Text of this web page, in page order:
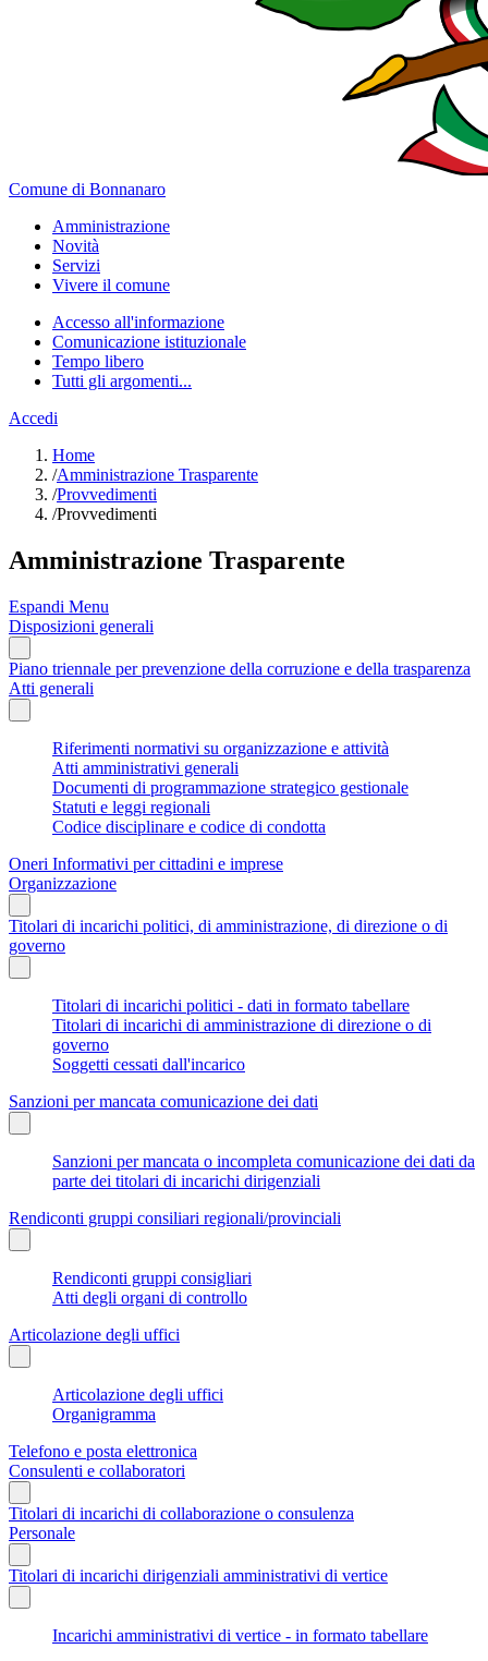
Comune di Bonnanaro
Amministrazione
Novità
Servizi
Vivere il comune
Accesso all'informazione
Comunicazione istituzionale
Tempo libero
Tutti gli argomenti...
Accedi
Home
/Amministrazione Trasparente
/Provvedimenti
/Provvedimenti
Amministrazione Trasparente
Espandi Menu
Disposizioni generali
Piano triennale per prevenzione della corruzione e della trasparenza
Atti generali
Riferimenti normativi su organizzazione e attività
Atti amministrativi generali
Documenti di programmazione strategico gestionale
Statuti e leggi regionali
Codice disciplinare e codice di condotta
Oneri Informativi per cittadini e imprese
Organizzazione
Titolari di incarichi politici, di amministrazione, di direzione o di
governo
Titolari di incarichi politici - dati in formato tabellare
Titolari di incarichi di amministrazione di direzione o di
governo
Soggetti cessati dall'incarico
Sanzioni per mancata comunicazione dei dati
Sanzioni per mancata o incompleta comunicazione dei dati da
parte dei titolari di incarichi dirigenziali
Rendiconti gruppi consiliari regionali/provinciali
Rendiconti gruppi consigliari
Atti degli organi di controllo
Articolazione degli uffici
Articolazione degli uffici
Organigramma
Telefono e posta elettronica
Consulenti e collaboratori
Titolari di incarichi di collaborazione o consulenza
Personale
Titolari di incarichi dirigenziali amministrativi di vertice
Incarichi amministrativi di vertice - in formato tabellare